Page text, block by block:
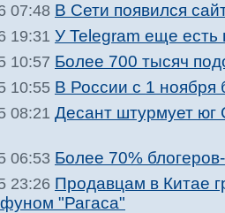
07:48 В Сети появился
19:31 У Telegram еще есть
10:57 Более 700 тысяч
10:55 В России с 1 ноября
08:21 Десант штурмует юг
06:53 Более 70%
23:26 Продавцам в Китае
"Рагаса"